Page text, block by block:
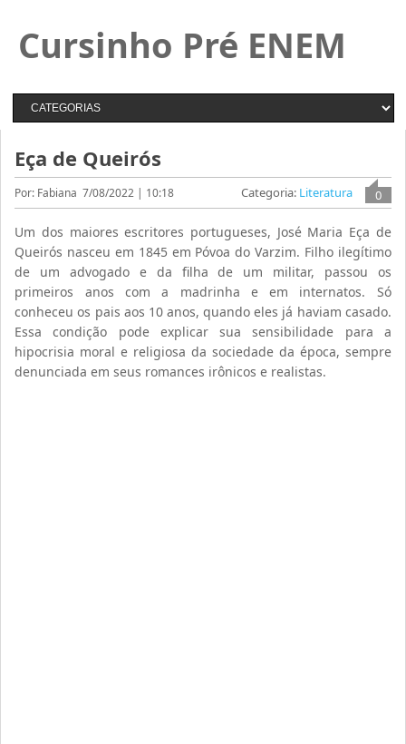
Cursinho Pré ENEM
Eça de Queirós
Por: Fabiana 7/08/2022 | 10:18 0
Categoria: Literatura
Um dos maiores escritores portugueses, José Maria Eça de
Queirós nasceu em 1845 em Póvoa do Varzim. Filho ilegítimo
de um advogado e da filha de um militar, passou os
primeiros anos com a madrinha e em internatos. Só
conheceu os pais aos 10 anos, quando eles já haviam casado.
Essa condição pode explicar sua sensibilidade para a
hipocrisia moral e religiosa da sociedade da época, sempre
denunciada em seus romances irônicos e realistas.